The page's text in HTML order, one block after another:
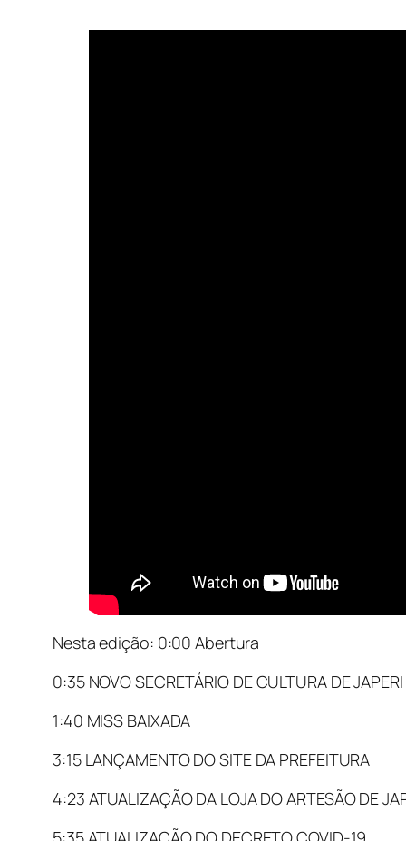
Nesta edição: 0:00 Abertura
0:35 NOVO SECRETÁRIO DE CULTURA DE JAPERI
1:40 MISS BAIXADA
3:15 LANÇAMENTO DO SITE DA PREFEITURA
4:23 ATUALIZAÇÃO DA LOJA DO ARTESÃO DE